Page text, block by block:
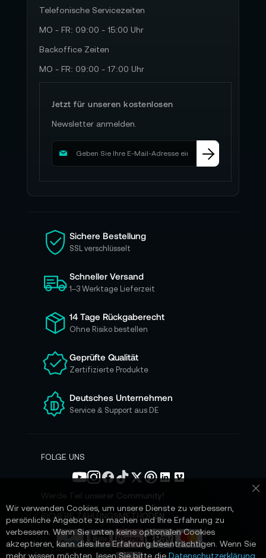
Telefonische Servicezeiten
MO - FR: 09:00 - 15:00 Uhr
Backoffice Zeiten
MO - FR: 09:00 - 17:00 Uhr
Jetzt für unseren kostenlosen
Newsletter anmelden.
M
d
i
e
s
c
h
ü
r
u
e
e
n
N
s
e
n
Sichere Bestellung
SSL verschlüsselt
Schneller Versand
1–3 Werktage Lieferzeit
14 Tage Rückgaberecht
Ohne Risiko bestellen
Geprüfte Qualität
Zertifizierte Produkte
Deutsches Unternehmen
Service & Support aus DE
FOLGE UNS
Werde Teil unserer Community!
SICHERE ZAHLUNGSMETHODEN
Wir verwenden Cookies, um unsere Dienste zu verbessern,
persönliche Angebote zu machen und Ihre Erfahrung zu
verbessern. Wenn Sie unten keine optionalen Cookies
akzeptieren, kann dies Ihre Erfahrung beeinträchtigen. Wenn Sie
mehr wissen möchten, lesen Sie bitte die Datenschutzerklärung